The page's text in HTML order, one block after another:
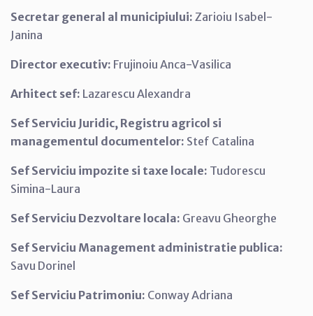
Secretar general al municipiului: Zarioiu Isabel-
Janina
Director executiv: Frujinoiu Anca-Vasilica
Arhitect sef: Lazarescu Alexandra
Sef Serviciu Juridic, Registru agricol si
managementul documentelor: Stef Catalina
Sef Serviciu impozite si taxe locale: Tudorescu
Simina-Laura
Sef Serviciu Dezvoltare locala: Greavu Gheorghe
Sef Serviciu Management administratie publica:
Savu Dorinel
Sef Serviciu Patrimoniu: Conway Adriana